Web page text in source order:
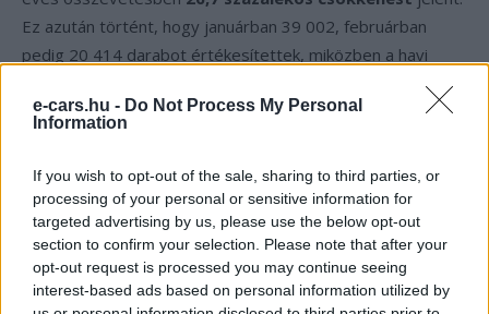
e-cars.hu - Do Not Process My Personal
Information
If you wish to opt-out of the sale, sharing to third parties, or
processing of your personal or sensitive information for
targeted advertising by us, please use the below opt-out
section to confirm your selection. Please note that after your
opt-out request is processed you may continue seeing
interest-based ads based on personal information utilized by
Ez azután történt, hogy januárban 39 002, februárban
pedig 20 414 darabot értékesítettek, miközben a havi
darabbal. A piaci részesedés ebben az időszakban 1,3 és
kiszállítási adatai — a Y-Auto szerinttöbb mint 30 000
darab— már a frissített SU7 utáni időszak újraindulását
tükrözik, és a 80 000 megrendelés alapján a következő
hónapokra erős visszapattanás várható.